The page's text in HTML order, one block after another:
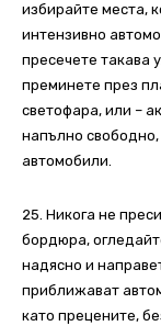
избирайте места,
интензивно
пресечете такава
преминете през
светофара, или –
напълно
автомобили.
25. Никога не
бордюра,
надясно и
приближават
като прецените,